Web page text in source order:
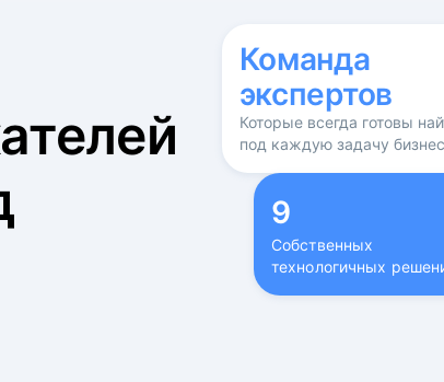
Команда
экспертов
Которые всегда готовы
под каждую задачу
9
Собственных
технологичных